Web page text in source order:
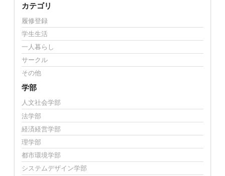
カテゴリ
履修登録
学生生活
一人暮らし
サークル
その他
学部
人文社会学部
法学部
経済経営学部
理学部
都市環境学部
システムデザイン学部